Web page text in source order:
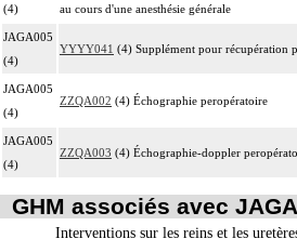
(4)
au cours d'une anesthésie générale
JAGA005
(4)
YYYY041 (4) Supplément pour récupération
JAGA005
(4)
ZZQA002 (4) Échographie peropératoire
JAGA005
(4)
ZZQA003 (4) Échographie-doppler
GHM associés avec
Interventions sur les reins et les